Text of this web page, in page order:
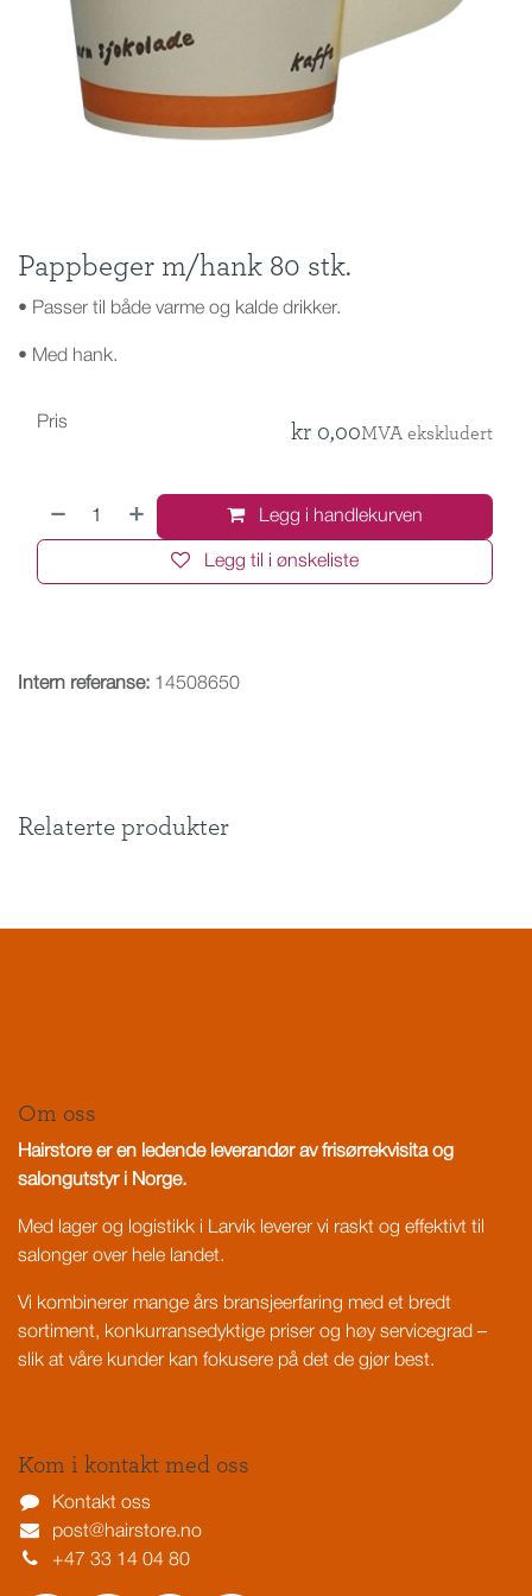
Pappbeger m/hank 80 stk.
• Passer til både varme og kalde drikker.
• Med hank.
Legg i handlekurven
Legg til i ønskeliste
Pris kr 0,00MVA ekskludert
Intern referanse: 14508650
Relaterte produkter
Om oss
Hairstore er en ledende leverandør av frisørrekvisita og
salongutstyr i Norge.
Med lager og logistikk i Larvik leverer vi raskt og effektivt til
salonger over hele landet.
Vi kombinerer mange års bransjeerfaring med et bredt
sortiment, konkurransedyktige priser og høy servicegrad –
slik at våre kunder kan fokusere på det de gjør best.
Kom i kontakt med oss
Kontakt oss
post@hairstore.no
+47 33 14 04 80